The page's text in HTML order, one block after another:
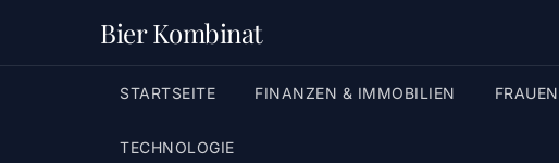
Bier Kombinat
STARTSEITE FINANZEN & IMMOBILIEN
TECHNOLOGIE